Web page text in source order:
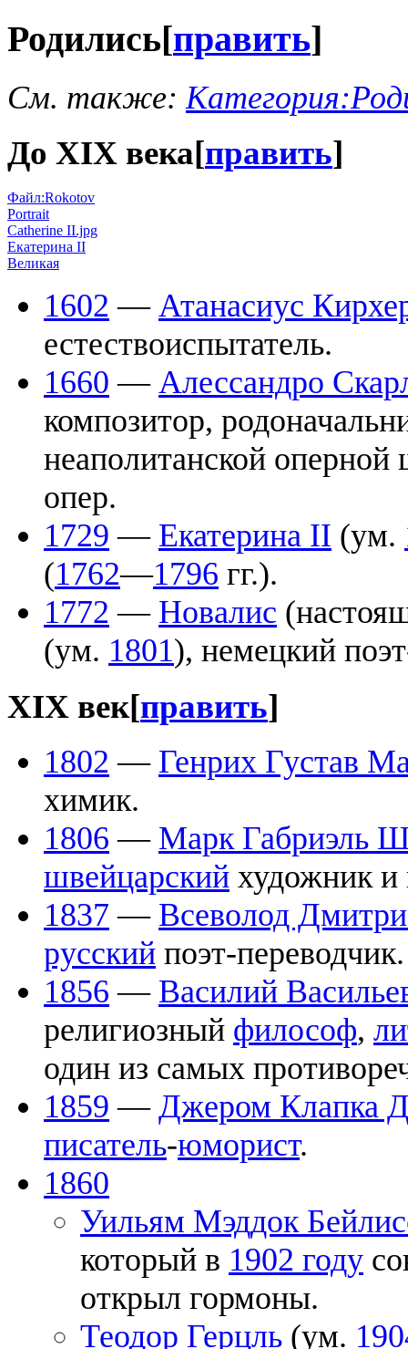
Родились[править]
См. также:
До XIX века[править]
Файл:Rokotov
Portrait
Catherine II.jpg
Екатерина II
Великая
1602 — Атанасиус
естествоиспытатель.
1660 — Алессандро
композитор,
неаполитанской
опер.
1729 — Екатерина II (ум.
(1762—1796 гг.).
1772 — Новалис
(ум. 1801), немецкий
XIX век[править]
1802 — Генрих Густав
химик.
1806 — Марк Габриэль
швейцарский художник и
1837 — Всеволод
русский поэт-переводчик.
1856 — Василий
религиозный философ,
один из самых
1859 — Джером Клапка
писатель-юморист.
1860
Уильям Мэддок
который в 1902 году
открыл гормоны.
Теодор Герцль (ум.